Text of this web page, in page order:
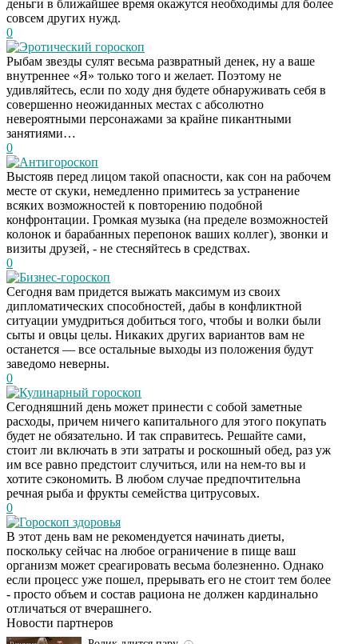
деньги в ближайшее время окажутся необходимы для более
совсем других нужд.
0
Эротический гороскоп
Рыбам звезды сулят весьма развратный денек, ну а ваше
внутреннее «Я» только того и желает. Поэтому не
удивляйтесь, если по ходу дня будете обнаруживать себя в
совершенно неожиданных местах с абсолютно
невероятными персонажами за крайне пикантными
занятиями…
0
Антигороскоп
Выстояв перед лицом такой опасности, как сон на рабочем
месте от скуки, немедленно примитесь за устранение
всяких возможностей к повторению подобной
конфронтации. Громкая музыка (на пределе возможностей
колонок и барабанных перепонок ваших коллег), звонки и
визиты друзей, - не стесняйтесь в средствах.
0
Бизнес-гороскоп
Сегодня вам придется выжать максимум из своих
дипломатических способностей, дабы в конфликтной
ситуации умудриться добиться того, чтобы и волки были
сыты и овцы целы. Никаких других вариантов вам не
останется — все остальные выходы из положения будут
заведомо неверны.
0
Кулинарный гороскоп
Сегодняшний день может принести с собой заметные
расходы, причем ничего капитального для этого покупать
будет не обязательно. И так справитесь. Решайте сами,
стоит ли включать в эти затраты и роскошный обед, раз уж
им все равно предстоит случиться, или на нем-то вы и
хотите сэкономить. В любом случае предпочтительна
речная рыба и фрукты семейства цитрусовых.
0
Гороскоп здоровья
В этот день вам не рекомендуется начинать диеты,
поскольку сейчас на любое ограничение в пище ваш
организм может среагировать весьма болезненно. Однако
если процесс уже пошел, прерывать его не стоит тем более
- просто объем и состав рациона не должен кардинально
отличаться от вчерашнего.
Новости партнеров
i
Этот танец невесты
оставит вас без слов!
Пересмотрела 10 раз
Ролик длится пару